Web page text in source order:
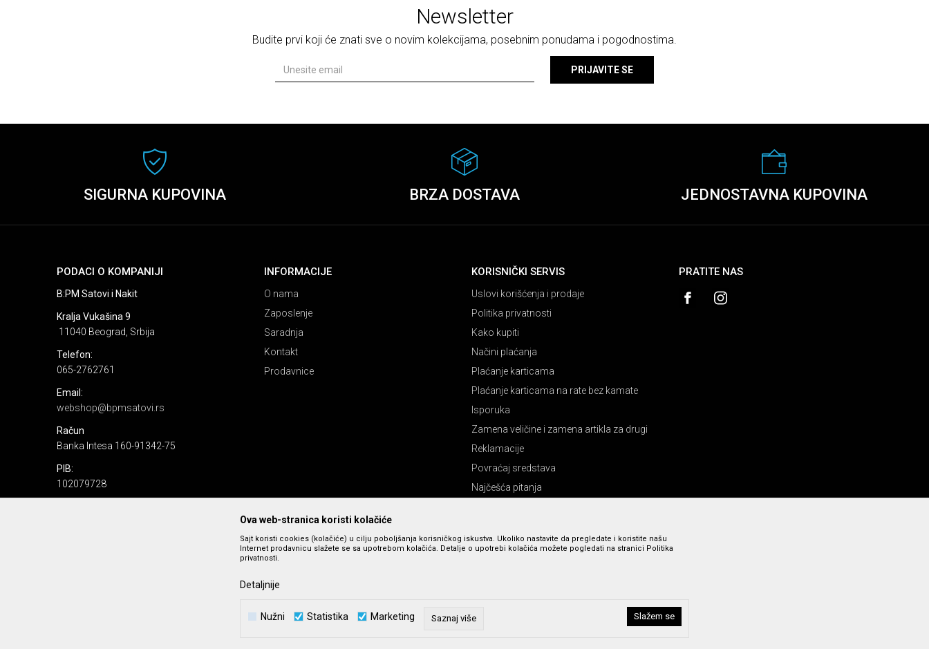
Newsletter
Budite prvi koji će znati sve o novim kolekcijama, posebnim ponudama i pogodnostima.
PRIJAVITE SE
SIGURNA KUPOVINA BRZA DOSTAVA JEDNOSTAVNA KUPOVINA
PODACI O KOMPANIJI
B:PM Satovi i Nakit
Kralja Vukašina 9
11040 Beograd, Srbija
Telefon:
065-2762761
Email:
webshop@bpmsatovi.rs
Račun
Banka Intesa 160-91342-75
PIB:
102079728
INFORMACIJE
O nama
Zaposlenje
Saradnja
Kontakt
Prodavnice
KORISNIČKI SERVIS
Uslovi korišćenja i prodaje
Politika privatnosti
Kako kupiti
Načini plaćanja
Plaćanje karticama
Plaćanje karticama na rate bez kamate
Isporuka
Zamena veličine i zamena artikla za drugi
Reklamacije
Povraćaj sredstava
Najčešća pitanja
PRATITE NAS
Nastojimo da budemo što precizniji u opisu proizvoda, prikazu slika i cena, ali ne možemo da garantujemo da su sve informacije kompletne i bez grešaka. Svi prikazani artikli su deo naše ponude i ne
Ova web-stranica koristi kolačiće
Sajt koristi cookies (kolačiće) u cilju poboljšanja korisničkog iskustva. Ukoliko nastavite da pregledate i koristite našu
Internet prodavnicu slažete se sa upotrebom kolačića. Detalje o upotrebi kolačića možete pogledati na stranici Politika
privatnosti.
Detaljnije
Nužni Statistika Marketing Saznaj više Slažem se